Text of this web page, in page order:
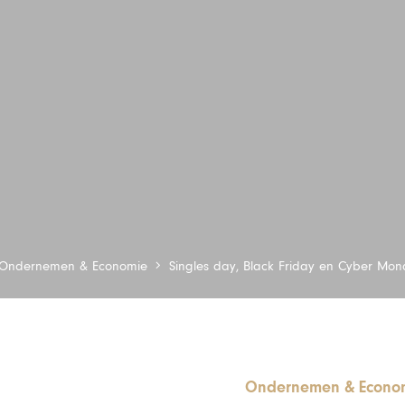
& Economie Singles day, Black Friday en Cyber
Ondernemen &